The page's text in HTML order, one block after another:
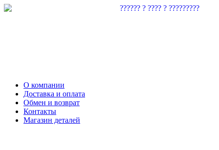
О компании
Доставка и оплата
Обмен и возврат
Контакты
Магазин деталей